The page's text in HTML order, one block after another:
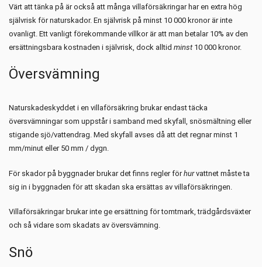
Värt att tänka på är också att många villaförsäkringar har en extra hög
självrisk för naturskador. En självrisk på minst 10 000 kronor är inte
ovanligt. Ett vanligt förekommande villkor är att man betalar 10% av den
ersättningsbara kostnaden i självrisk, dock alltid minst10 000 kronor.
Översvämning
Naturskadeskyddet i en villaförsäkring brukar endast täcka
översvämningar som uppstår i samband med skyfall, snösmältning eller
stigande sjö/vattendrag. Med skyfall avses då att det regnar minst 1
mm/minut eller 50 mm / dygn.
För skador på byggnader brukar det finns regler förhurvattnet måste ta
sig in i byggnaden för att skadan ska ersättas av villaförsäkringen.
Villaförsäkringar brukar inte ge ersättning för tomtmark, trädgårdsväxter
och så vidare som skadats av översvämning.
Snö